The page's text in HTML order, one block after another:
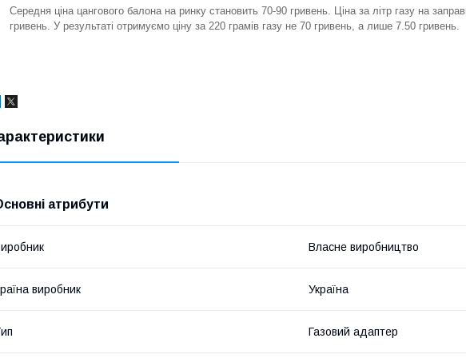
Середня ціна цангового балона на ринку становить 70-90 гривень. Ціна за літр газу на
гривень. У результаті отримуємо ціну за 220 грамів газу не 70 гривень, а лише 7.50 гривень.
атрибути
Власне виробництво
виробник Україна
Газовий адаптер